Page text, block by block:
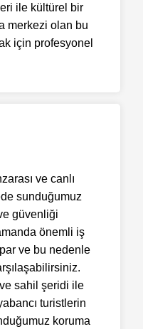
ile kültürel bir
merkezi olan bu
için profesyonel
ve canlı
sunduğumuz
güvenliği
önemli iş
ve bu nedenle
sahil şeridi ile
turistlerin
koruma